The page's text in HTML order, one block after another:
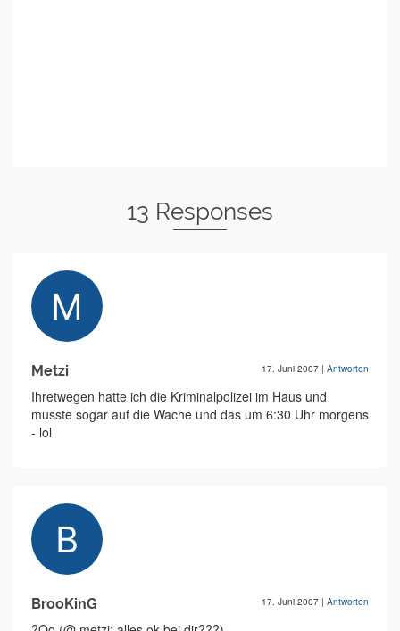
13 Responses
Metzi 17. Juni 2007 | Antworten
Ihretwegen hatte ich die Kriminalpolizei im Haus und
musste sogar auf die Wache und das um 6:30 Uhr morgens
- lol
BrooKinG 17. Juni 2007 | Antworten